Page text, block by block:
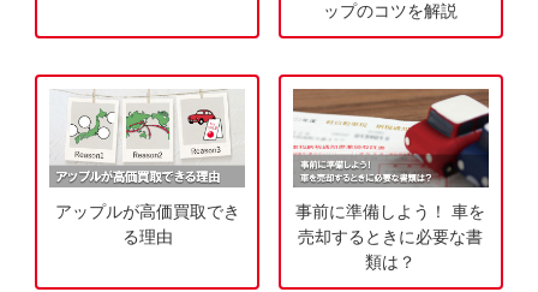
込
み
ップのコツを解説
アップルが高価買取でき
る理由
事前に準備しよう！ 車を
売却するときに必要な書
類は？